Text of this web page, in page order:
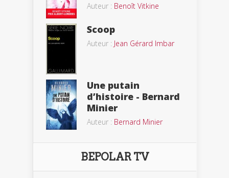
Auteur : Benoît Vitkine
Scoop
Auteur : Jean Gérard Imbar
Une putain
d’histoire - Bernard
Minier
Auteur : Bernard Minier
BEPOLAR TV